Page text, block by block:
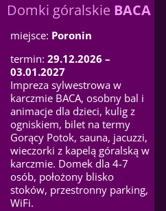
Domki góralskie BACA
miejsce: Poronin
termin: 29.12.2026 –
03.01.2027
Impreza sylwestrowa w
karczmie BACA, osobny bal i
animacje dla dzieci, kulig z
ogniskiem, bilet na termy
Gorący Potok, sauna, jacuzzi,
wieczorki z kapelą góralską w
karczmie. Domek dla 4-7
osób, położony blisko
stoków, przestronny parking,
WiFi.